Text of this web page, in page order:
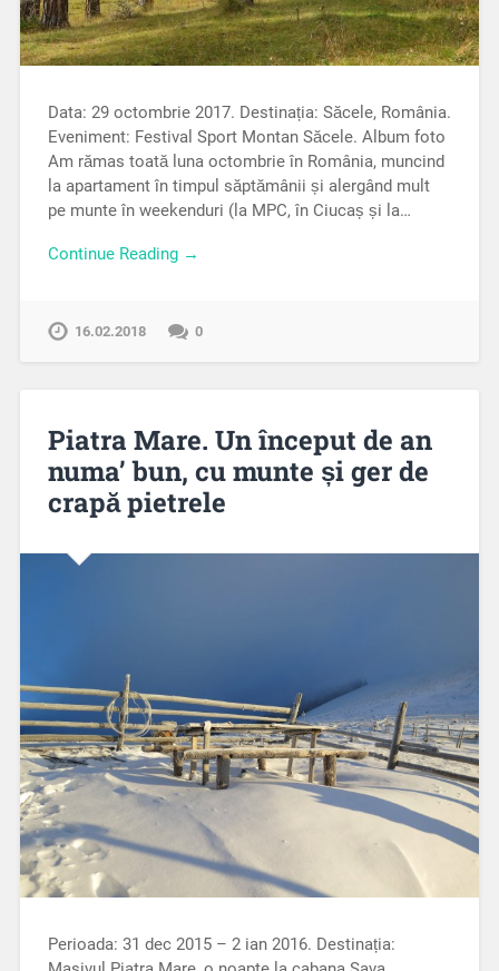
Data: 29 octombrie 2017. Destinația: Săcele, România.
Eveniment: Festival Sport Montan Săcele. Album foto
Am rămas toată luna octombrie în România, muncind
la apartament în timpul săptămânii și alergând mult
pe munte în weekenduri (la MPC, în Ciucaș și la…
Continue Reading →
16.02.2018 0
Piatra Mare. Un început de an
numa’ bun, cu munte și ger de
crapă pietrele
Perioada: 31 dec 2015 – 2 ian 2016. Destinația: